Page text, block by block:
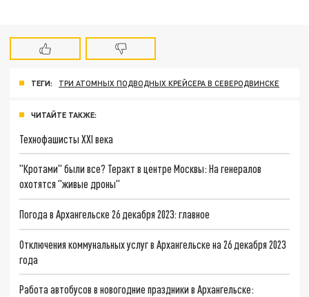
ТЕГИ: ТРИ АТОМНЫХ ПОДВОДНЫХ КРЕЙСЕРА В СЕВЕРОДВИНСКЕ
ЧИТАЙТЕ ТАКЖЕ:
Технофашисты XXI века
"Кротами" были все? Теракт в центре Москвы: На генералов
охотятся "живые дроны"
Погода в Архангельске 26 декабря 2023: главное
Отключения коммунальных услуг в Архангельске на 26 декабря 2023
года
Работа автобусов в новогодние праздники в Архангельске: